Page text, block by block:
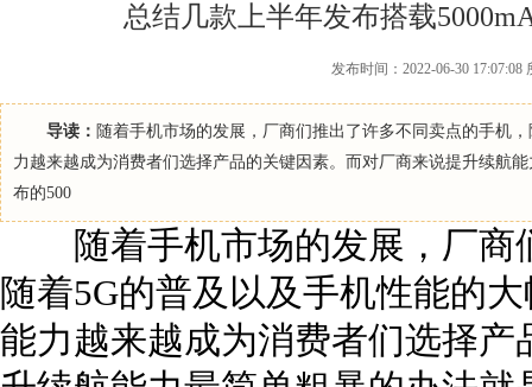
总结几款上半年发布搭载
发布时间：2022-06-30
导读： 随着手机市场的发展，厂商们推出了许多不同卖点的手机
力越来越成为消费者们选择产品的关键因素。而对厂商来说提升续航
布的500
随着手机市场的发展，厂商
随着5G的普及以及手机性能的
能力越来越成为消费者们选择